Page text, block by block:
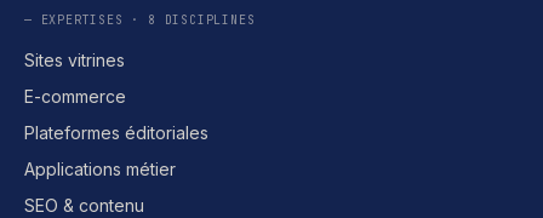
— EXPERTISES · 8 DISCIPLINES
Sites vitrines
E-commerce
Plateformes éditoriales
Applications métier
SEO & contenu